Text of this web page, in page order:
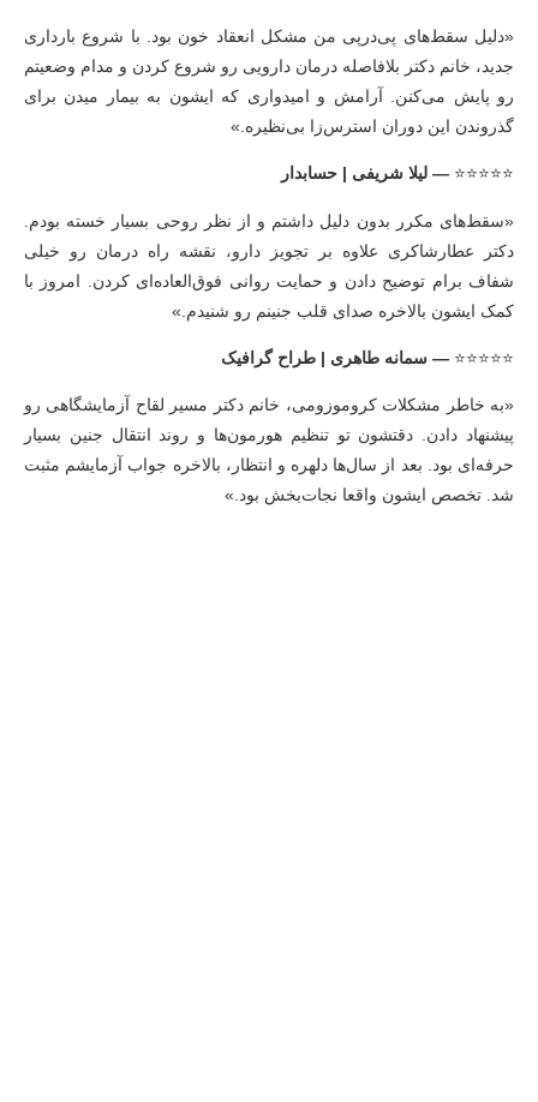
«دلیل سقط‌های پی‌درپی من مشکل انعقاد خون بود. با شروع بارداری
جدید، خانم دکتر بلافاصله درمان دارویی رو شروع کردن و مدام وضعیتم
رو پایش می‌کنن. آرامش و امیدواری که ایشون به بیمار میدن برای
گذروندن این دوران استرس‌زا بی‌نظیره.»
⭐⭐⭐⭐⭐ — لیلا شریفی | حسابدار
«سقط‌های مکرر بدون دلیل داشتم و از نظر روحی بسیار خسته بودم.
دکتر عطارشاکری علاوه بر تجویز دارو، نقشه راه درمان رو خیلی
شفاف برام توضیح دادن و حمایت روانی فوق‌العاده‌ای کردن. امروز با
کمک ایشون بالاخره صدای قلب جنینم رو شنیدم.»
⭐⭐⭐⭐⭐ — سمانه طاهری | طراح گرافیک
«به خاطر مشکلات کروموزومی، خانم دکتر مسیر لقاح آزمایشگاهی رو
پیشنهاد دادن. دقتشون تو تنظیم هورمون‌ها و روند انتقال جنین بسیار
حرفه‌ای بود. بعد از سال‌ها دلهره و انتظار، بالاخره جواب آزمایشم مثبت
شد. تخصص ایشون واقعا نجات‌بخش بود.»